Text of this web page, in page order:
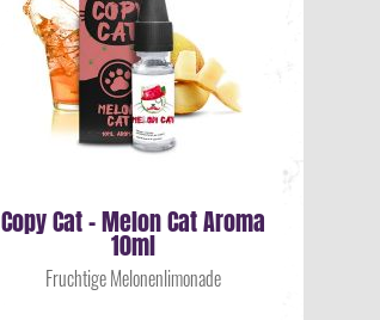
Copy Cat - Melon Cat Aroma
10ml
Fruchtige Melonenlimonade